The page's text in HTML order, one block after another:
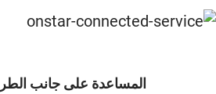
المساعدة على جانب